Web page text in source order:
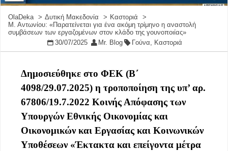
OlaDeka Δυτική Μακεδονία
Καστοριά
Μ. Αντωνίου: «Παρατείνεται για ένα ακόμη τρίμηνο η αναστολή
συμβάσεων των εργαζομένων στον κλάδο της γουνοποιίας»
30/07/2025
Mr. Blog Γούνα Καστοριά
Δημοσιεύθηκε στο ΦΕΚ (Β΄
4098/29.07.2025) η τροποποίηση της υπ’ αρ.
67806/19.7.2022 Κοινής Απόφασης των
Υπουργών Εθνικής Οικονομίας και
Οικονομικών και Εργασίας και Κοινωνικών
Υποθέσεων «Έκτακτα και επείγοντα μέτρα